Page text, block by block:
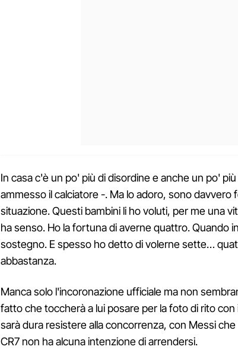
In casa c'è un po' più di disordine e anche un po'
ammesso il calciatore -. Ma lo adoro, sono davvero
situazione. Questi bambini li ho voluti, per me una
ha senso. Ho la fortuna di averne quattro. Quando
sostegno. E spesso ho detto di volerne sette…
abbastanza.
Manca solo l'incoronazione ufficiale ma non
fatto che toccherà a lui posare per la foto di rito con
sarà dura resistere alla concorrenza, con Messi
CR7 non ha alcuna intenzione di arrendersi.